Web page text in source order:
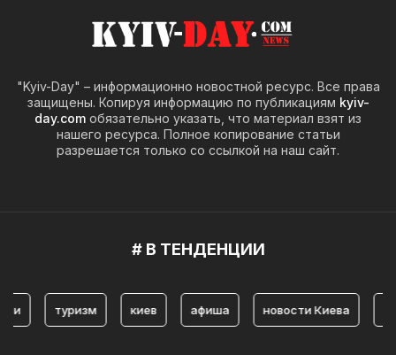
"Kyiv-Day" – информационно новостной ресурс. Все права
защищены. Копируя информацию по публикациям kyiv-
day.com обязательно указать, что материал взят из
нашего ресурса. Полное копирование статьи
разрешается только со ссылкой на наш сайт.
# В ТЕНДЕНЦИИ
туризм афиша новости Киева